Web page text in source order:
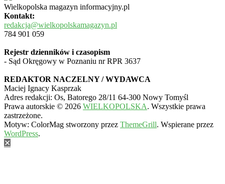
Wielkopolska magazyn informacyjny.pl
Kontakt:
redakcja@wielkopolskamagazyn.pl
784 901 059
Rejestr dzienników i czasopism
- Sąd Okręgowy w Poznaniu nr RPR 3637
REDAKTOR NACZELNY / WYDAWCA
Maciej Ignacy Kasprzak
Adres redakcji: Os, Batorego 28/11 64-300 Nowy Tomyśl
Prawa autorskie © 2026 WIELKOPOLSKA. Wszystkie prawa
zastrzeżone.
Motyw: ColorMag stworzony przez ThemeGrill. Wspierane przez
WordPress.
✕